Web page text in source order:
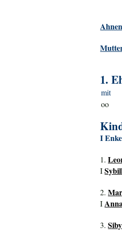
1.
mit
oo
I
1.
I
2.
I
3.